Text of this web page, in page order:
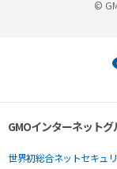
©
GMOインターネット
世界初総合ネットセキュ